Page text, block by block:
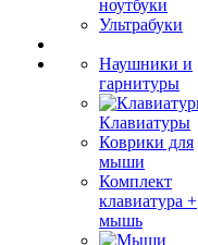
ноутбуки
Ультрабуки
Наушники и
гарнитуры
Клавиатуры
Коврики для
мыши
Комплект
клавиатура +
мышь